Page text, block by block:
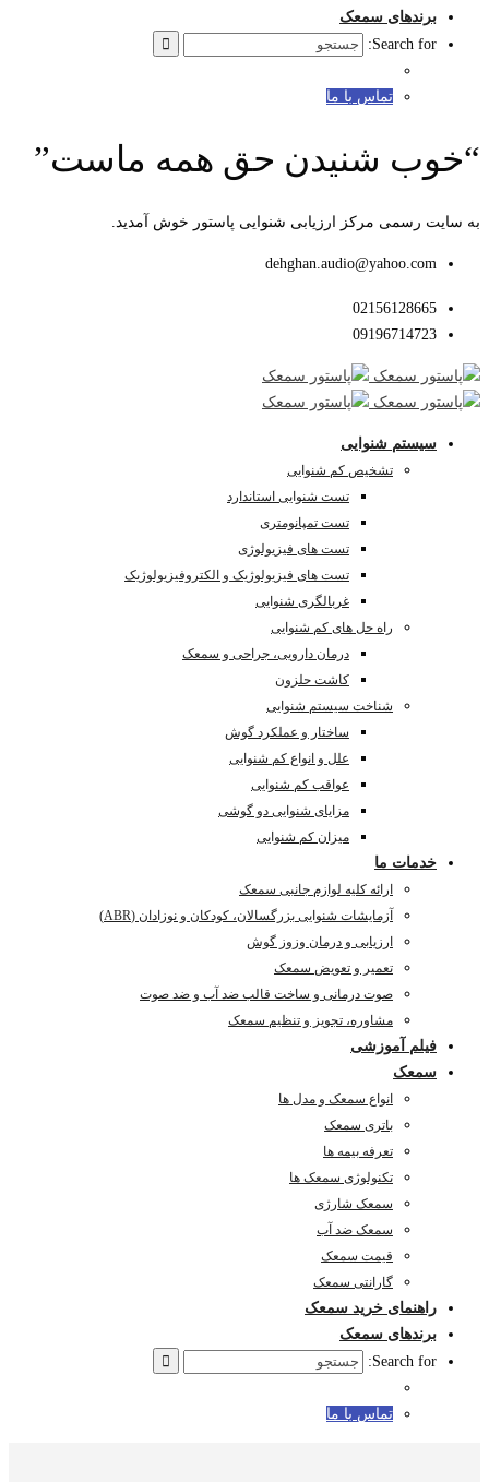
برندهای سمعک
Search for:
تماس با ما
“خوب شنیدن حق همه ماست”
به سایت رسمی مرکز ارزیابی شنوایی پاستور خوش آمدید.
dehghan.audio@yahoo.com
02156128665
09196714723
سیستم شنوایی
تشخیص کم شنوایی
تست شنوایی استاندارد
تست تمپانومتری
تست های فیزیولوژی
تست های فیزیولوژیک و الکتروفیزیولوژیک
غربالگری شنوایی
راه حل های کم شنوایی
درمان دارویی، جراحی و سمعک
کاشت حلزون
شناخت سیستم شنوایی
ساختار و عملکرد گوش
علل و انواع کم شنوایی
عواقب کم شنوایی
مزایای شنوایی دو گوشی
میزان کم شنوایی
خدمات ما
ارائه کلیه لوازم جانبی سمعک
آزمایشات شنوایی بزرگسالان، کودکان و نوزادان (ABR)
ارزیابی و درمان وزوز گوش
تعمیر و تعویض سمعک
صوت درمانی و ساخت قالب ضد آب و ضد صوت
مشاوره، تجویز و تنظیم سمعک
فیلم آموزشی
سمعک
انواع سمعک و مدل ها
باتری سمعک
تعرفه بیمه ها
تکنولوژی سمعک ها
سمعک شارژی
سمعک ضد آب
قیمت سمعک
گارانتی سمعک
راهنمای خرید سمعک
برندهای سمعک
Search for:
تماس با ما